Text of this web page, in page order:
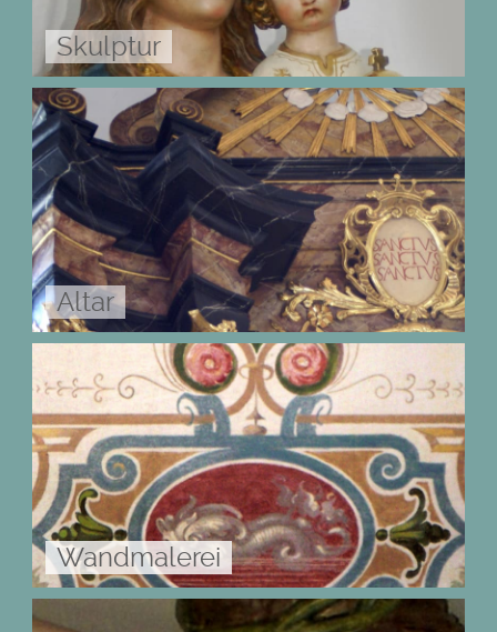
Skulptur
Altar
Wandmalerei